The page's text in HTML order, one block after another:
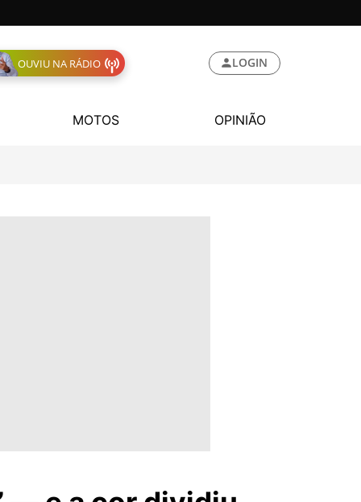
OUVIU NA RÁDIO LOGIN
MOTOS OPINIÃO